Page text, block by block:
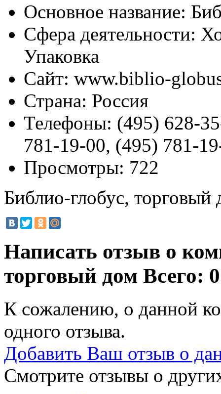
Основное название:
Сфера деятельности:
Упаковка
Сайт: www.biblio-
Страна: Россия
Телефоны: (495) 628-
781-19-00, (495) 781-
Просмотры: 722
Библио-глобус, торговый
Написать отзыв о
торговый дом Всего: 0
К сожалению, о данной
одного отзыва.
Добавить Ваш отзыв о
Смотрите отзывы о